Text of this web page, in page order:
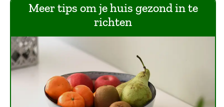
Meer tips om je huis gezond in te
richten